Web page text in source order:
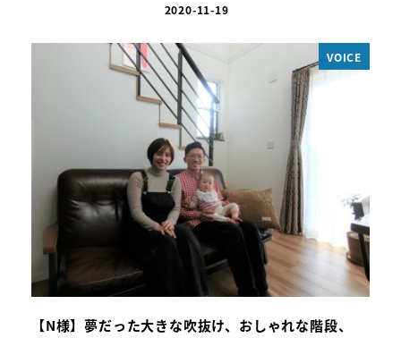
2020-11-19
VOICE
【N様】夢だった大きな吹抜け、おしゃれな階段、